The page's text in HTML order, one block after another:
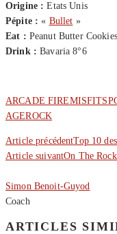
Origine : Etats Unis
Pépite : « Bullet »
Eat : Peanut Butter Cookies
Drink : Bavaria 8°6
ARCADE FIREMISFITS
AGEROCK
Article précédentTop 10
Article suivantOn The
Simon Benoit-Guyod
Coach
ARTICLES